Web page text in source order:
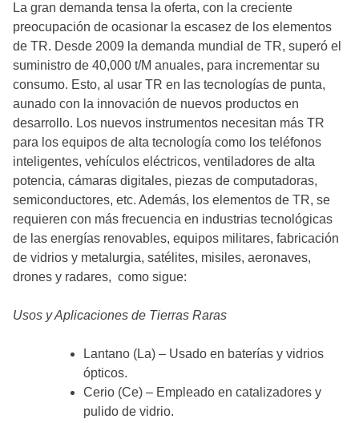
La gran demanda tensa la oferta, con la creciente
preocupación de ocasionar la escasez de los elementos
de TR. Desde 2009 la demanda mundial de TR, superó el
suministro de 40,000 t/M anuales, para incrementar su
consumo. Esto, al usar TR en las tecnologías de punta,
aunado con la innovación de nuevos productos en
desarrollo. Los nuevos instrumentos necesitan más TR
para los equipos de alta tecnología como los teléfonos
inteligentes, vehículos eléctricos, ventiladores de alta
potencia, cámaras digitales, piezas de computadoras,
semiconductores, etc. Además, los elementos de TR, se
requieren con más frecuencia en industrias tecnológicas
de las energías renovables, equipos militares, fabricación
de vidrios y metalurgia, satélites, misiles, aeronaves,
drones y radares, como sigue:
Usos y Aplicaciones de Tierras Raras
Lantano (La) – Usado en baterías y vidrios
ópticos.
Cerio (Ce) – Empleado en catalizadores y
pulido de vidrio.